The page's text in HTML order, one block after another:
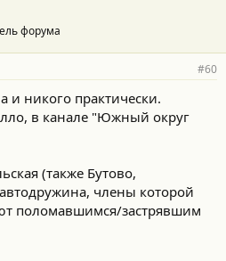
форума
#60
и никого практически.
в канале "Южный округ
(также Бутово,
члены которой
поломавшимся/застрявшим